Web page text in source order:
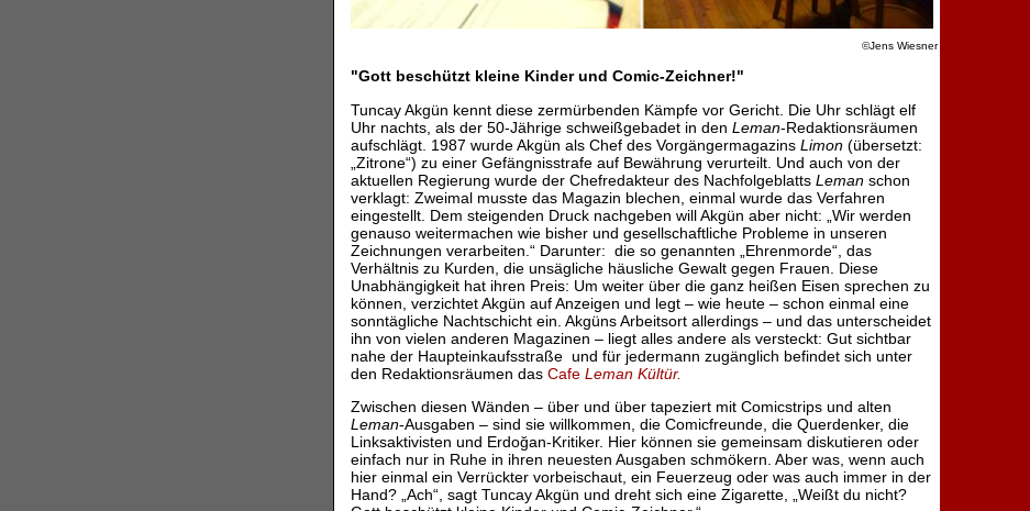
©Jens Wiesner
"Gott beschützt kleine Kinder und Comic-Zeichner!"
Tuncay Akgün kennt diese zermürbenden Kämpfe vor Gericht. Die Uhr schlägt elf
Uhr nachts, als der 50-Jährige schweißgebadet in den Leman-Redaktionsräumen
aufschlägt. 1987 wurde Akgün als Chef des Vorgängermagazins Limon (übersetzt:
„Zitrone“) zu einer Gefängnisstrafe auf Bewährung verurteilt. Und auch von der
aktuellen Regierung wurde der Chefredakteur des Nachfolgeblatts Leman schon
verklagt: Zweimal musste das Magazin blechen, einmal wurde das Verfahren
eingestellt. Dem steigenden Druck nachgeben will Akgün aber nicht: „Wir werden
genauso weitermachen wie bisher und gesellschaftliche Probleme in unseren
Zeichnungen verarbeiten.“ Darunter: die so genannten „Ehrenmorde“, das
Verhältnis zu Kurden, die unsägliche häusliche Gewalt gegen Frauen. Diese
Unabhängigkeit hat ihren Preis: Um weiter über die ganz heißen Eisen sprechen zu
können, verzichtet Akgün auf Anzeigen und legt – wie heute – schon einmal eine
sonntägliche Nachtschicht ein. Akgüns Arbeitsort allerdings – und das unterscheidet
ihn von vielen anderen Magazinen – liegt alles andere als versteckt: Gut sichtbar
nahe der Haupteinkaufsstraße und für jedermann zugänglich befindet sich unter
den Redaktionsräumen das Cafe Leman Kültür.
Zwischen diesen Wänden – über und über tapeziert mit Comicstrips und alten
Leman-Ausgaben – sind sie willkommen, die Comicfreunde, die Querdenker, die
Linksaktivisten und Erdoğan-Kritiker. Hier können sie gemeinsam diskutieren oder
einfach nur in Ruhe in ihren neuesten Ausgaben schmökern. Aber was, wenn auch
hier einmal ein Verrückter vorbeischaut, ein Feuerzeug oder was auch immer in der
Hand? „Ach“, sagt Tuncay Akgün und dreht sich eine Zigarette, „Weißt du nicht?